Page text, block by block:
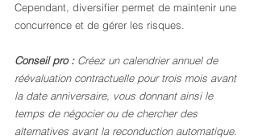
Cependant, diversifier permet de maintenir une
concurrence et de gérer les risques.
Conseil pro : Créez un calendrier annuel de
réévaluation contractuelle pour trois mois avant
la date anniversaire, vous donnant ainsi le
temps de négocier ou de chercher des
alternatives avant la reconduction automatique.